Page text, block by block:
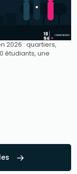
2026 : quartiers,
étudiants, une